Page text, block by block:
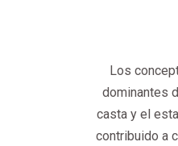
Los
dominantes
casta y el
contribuido a